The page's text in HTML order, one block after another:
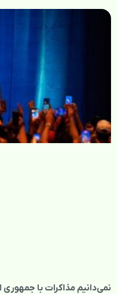
نمی‌دانیم مذاکرات با جمهوری